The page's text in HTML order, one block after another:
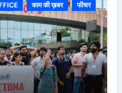
काम की ख़बर फीचर